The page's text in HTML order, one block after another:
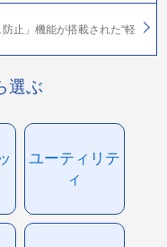
止」機能が搭載された“軽
選ぶ
ユーティリテ
ィ